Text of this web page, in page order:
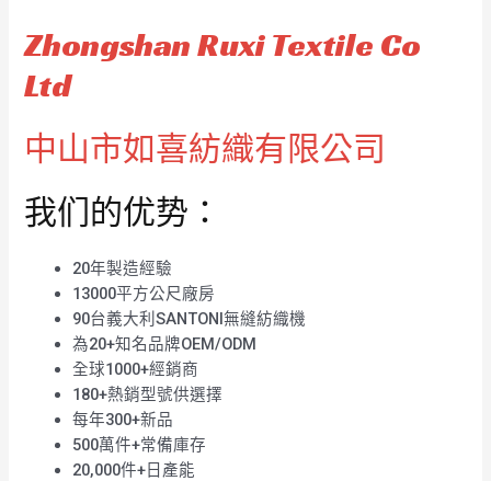
Zhongshan Ruxi Textile Co
Ltd
中山市如喜紡織有限公司
我们的优势：
20年製造經驗
13000平方公尺廠房
90台義大利SANTONI無縫紡織機
為20+知名品牌OEM/ODM
全球1000+經銷商
180+熱銷型號供選擇
每年300+新品
500萬件+常備庫存
20,000件+日產能